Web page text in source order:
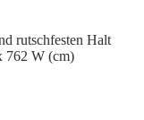
rutschfesten Halt
762 W (cm)